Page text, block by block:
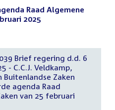
Raad Algemene
2025
Brief regering d.d. 6
- C.C.J. Veldkamp,
Buitenlandse Zaken
agenda Raad
van 25 februari